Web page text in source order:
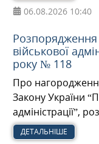
06.08.2026 10:40
військової
року № 118
Про
Закону України
адміністрації”,
ДЕТАЛЬНІШЕ